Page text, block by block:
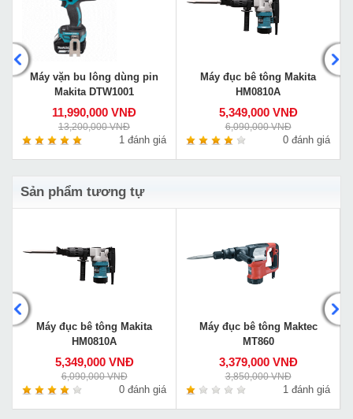
Máy vặn bu lông dùng pin
Makita DTW1001
11,990,000 VNĐ
13,200,000 VNĐ
1 đánh giá
Máy đục bê tông Makita
HM0810A
5,349,000 VNĐ
6,090,000 VNĐ
0 đánh giá
Sản phẩm tương tự
Máy đục bê tông Makita
HM0810A
5,349,000 VNĐ
6,090,000 VNĐ
0 đánh giá
Máy đục bê tông Maktec
MT860
3,379,000 VNĐ
3,850,000 VNĐ
1 đánh giá